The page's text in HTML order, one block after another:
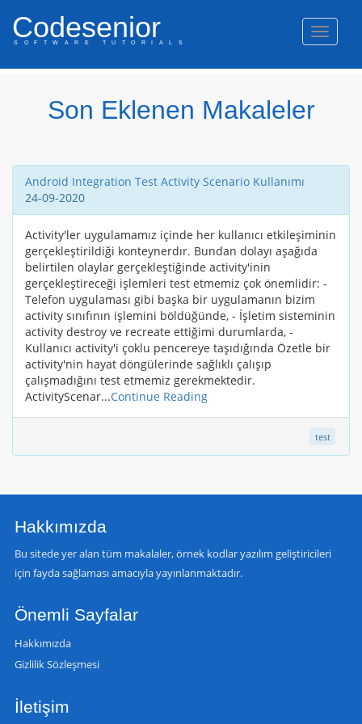
Codesenior
SOFTWARE TUTORIALS
Off/-
Off/-
Off/-
Off/-
50%
Off/-
50%
Off/-
Son Eklenen Makaleler
Android Integration Test Activity Scenario Kullanımı
24-09-2020
Activity'ler uygulamamız içinde her kullanıcı etkileşiminin
gerçekleştirildiği konteynerdır. Bundan dolayı aşağıda
belirtilen olaylar gerçekleştiğinde activity'inin
gerçekleştireceği işlemleri test etmemiz çok önemlidir: -
Telefon uygulaması gibi başka bir uygulamanın bizim
activity sınıfının işlemini böldüğünde, - İşletim sisteminin
activity destroy ve recreate ettiğimi durumlarda, -
Kullanıcı activity'i çoklu pencereye taşıdığında Özetle bir
activity'nin hayat döngülerinde sağlıklı çalışıp
çalışmadığını test etmemiz gerekmektedir.
ActivityScenar...Continue Reading
test
Hakkımızda
Bu sitede yer alan tüm makalaler, örnek kodlar yazılım geliştiricileri
için fayda sağlaması amacıyla yayınlanmaktadır.
Önemli Sayfalar
Hakkımızda
Gizlilik Sözleşmesi
İletişim